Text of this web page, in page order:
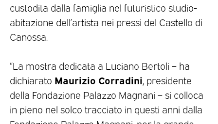
custodita dalla famiglia nel futuristico studio-
abitazione dell’artista nei pressi del Castello di
Canossa.
“La mostra dedicata a Luciano Bertoli – ha
dichiarato Maurizio Corradini , presidente
della Fondazione Palazzo Magnani – si colloca
in pieno nel solco tracciato in questi anni dalla